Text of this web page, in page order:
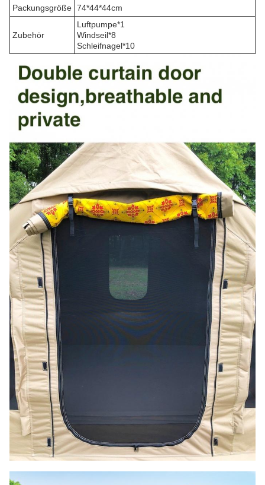
Packungsgröße 74*44*44cm
Zubehör
Luftpumpe*1
Windseil*8
Schleifnagel*10